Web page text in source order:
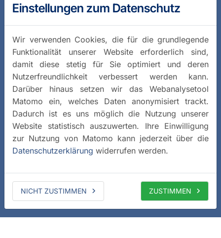
Einstellungen zum Datenschutz
Wir verwenden Cookies, die für die grundlegende
Funktionalität unserer Website erforderlich sind,
damit diese stetig für Sie optimiert und deren
Nutzerfreundlichkeit verbessert werden kann.
Darüber hinaus setzen wir das Webanalysetool
Matomo ein, welches Daten anonymisiert trackt.
Dadurch ist es uns möglich die Nutzung unserer
Website statistisch auszuwerten. Ihre Einwilligung
zur Nutzung von Matomo kann jederzeit über die
Datenschutzerklärung widerrufen werden.
NICHT ZUSTIMMEN ZUSTIMMEN